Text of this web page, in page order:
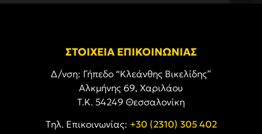
ΣΤΟΙΧΕΙΑ ΕΠΙΚΟΙΝΩΝΙΑΣ
Δ/νση: Γήπεδο “Κλεάνθης Βικελίδης”
Αλκμήνης 69, Χαριλάου
Τ.Κ. 54249 Θεσσαλονίκη
Tηλ. Επικοινωνίας: +30 (2310) 305 402